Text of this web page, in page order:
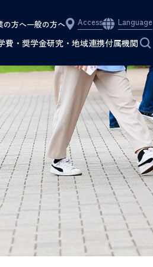
の方へ一般の方へ Access Language
費・奨学金研究・地域連携付属機関